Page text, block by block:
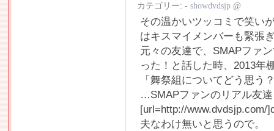
カテゴリー: - showdvdsjp @
その温かいツッコミで笑い
はキスマイメンバーも緊張
元々の友達で、SMAPファ
った！と話した時、2013年
「舞祭組についてどう思う
…SMAPファンのリアル友
[url=http://
夫なわけ無いと思うので。